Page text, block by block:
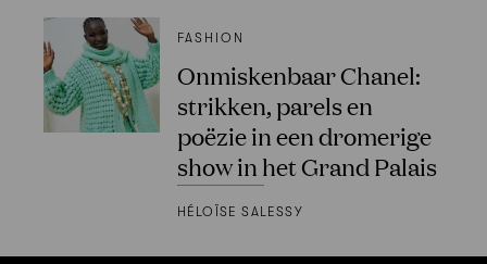
FASHION
Onmiskenbaar Chanel:
strikken, parels en
poëzie in een dromerige
show in het Grand Palais
HÉLOÏSE SALESSY